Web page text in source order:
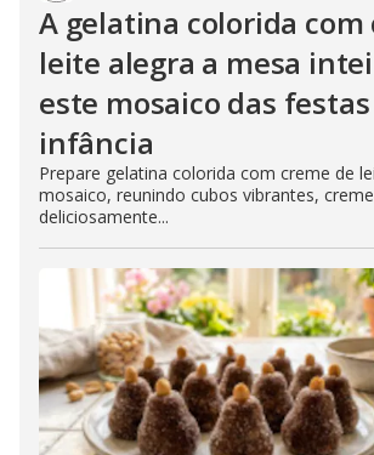
A gelatina colorida com
leite alegra a mesa
este mosaico das
infância
Prepare gelatina colorida com creme de
mosaico, reunindo cubos vibrantes,
deliciosamente...